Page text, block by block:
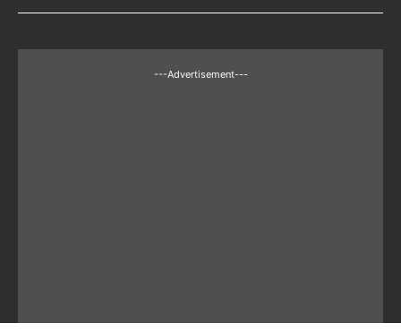
---Advertisement---